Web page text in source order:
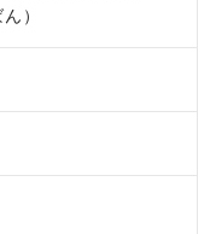
）